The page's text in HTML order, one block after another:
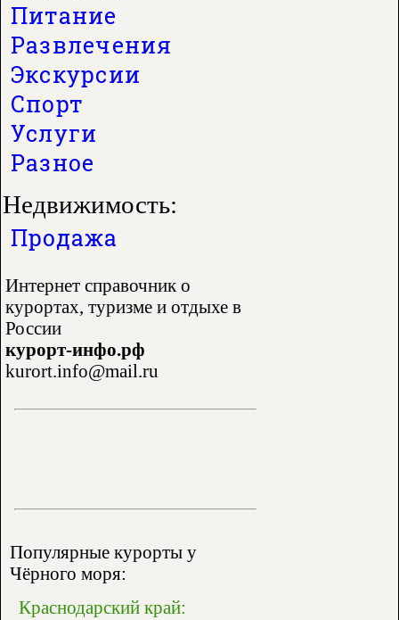
Питание
Развлечения
Экскурсии
Спорт
Услуги
Разное
Недвижимость:
Продажа
Интернет справочник о
курортах, туризме и отдыхе в
России
курорт-инфо.рф
kurort.info@mail.ru
Популярные курорты у
Чёрного моря:
Краснодарский край: